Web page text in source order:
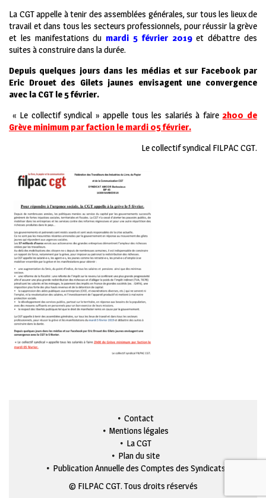
La CGT appelle à tenir des assemblées générales, sur tous les lieux de
travail et dans tous les secteurs professionnels, pour réussir la grève
et les manifestations dumardi 5 février 2019et débattre des
suites à construire dans la durée.
Depuis quelques jours dans les médias et sur Facebook par
Eric Drouet des Gilets jaunes envisagent une convergence
avec la CGT le 5 février.
« Le collectif syndical » appelle tous les salariés à faire 2h00 de
Grève minimum par faction le mardi 05 février.
Le collectif syndical FILPAC CGT.
Contact
Mentions légales
La CGT
Plan du site
Publication Annuelle des Comptes des Syndicats
© FILPAC CGT. Tous droits réservés